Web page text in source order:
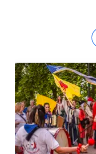
u
t
r
e
s